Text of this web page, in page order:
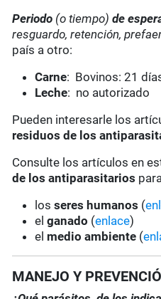
Periodo (o tiempo) de
resguardo, retención,
país a otro:
Carne: Bovinos: 21
Leche: no autorizado
Pueden interesarle los
residuos de los
Consulte los artículos en
de los antiparasitarios
losseres humanos (
elganado (enlace)
el medio ambiente (
MANEJO Y